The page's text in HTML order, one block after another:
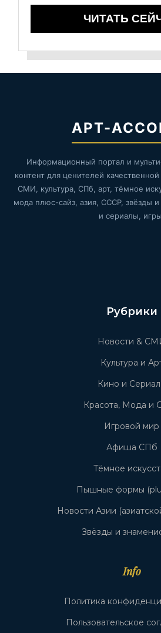
ЧИТАТЬ
АРТ-
Информационный портал и
контент для ценителей
СМИ, культура, СПб, арт, тёмное
мода плюс-сайз, азия, СССР, звёзды
и сериалы,
Рубрики
Новости &
Культура и
Кино и
Красота, Мода и
Игровой мир
Афиша СПб
Тёмное
Пышные формы
Новости Азии
Звёзды и
Info
Политика
Пользовательское